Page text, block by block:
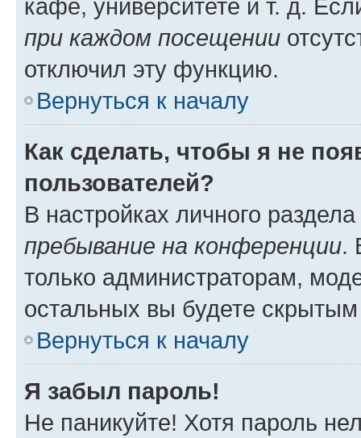
кафе, университете и т. д.
при каждом посещении
отключил эту функцию.
Вернуться к началу
Как сделать, чтобы я не
пользователей?
В настройках личного
пребывание на конференции.
только администраторам,
остальных вы будете
Вернуться к началу
Я забыл пароль!
Не паникуйте! Хотя пароль